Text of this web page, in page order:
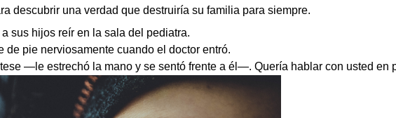
descubrir una verdad que destruiría su familia para siempre.
sus hijos reír en la sala del pediatra.
pie nerviosamente cuando el doctor entró.
—le estrechó la mano y se sentó frente a él—. Quería hablar con usted en